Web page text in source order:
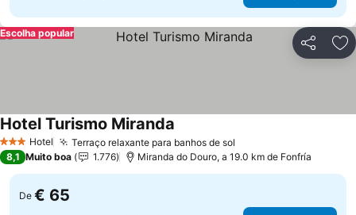
Partilhar
Escolha popular
3 EstrelasHotel Terraço relaxante para banhos de sol
Hotel Turismo Miranda
8,1 Muito boa 1.776 Miranda do Douro, a 19.0 km de Fonfría
De € 65